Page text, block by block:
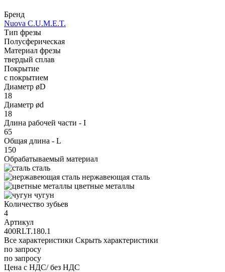
Бренд
Nuova C.U.M.E.T.
Тип фрезы
Полусферическая
Материал фрезы
твердый сплав
Покрытие
с покрытием
Диаметр øD
18
Диаметр ød
18
Длина рабочей части - I
65
Общая длина - L
150
Обрабатываемый материал
сталь
нержавеющая сталь
цветные металлы
чугун
Количество зубьев
4
Артикул
400RLT.180.1
Все характеристики Скрыть характеристики
по запросу
по запросу
Цена с НДС/ без НДС